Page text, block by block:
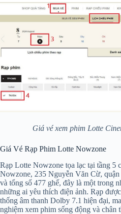
Giá vé xem phim Lotte
Giá Vé Rạp Phim Lotte Nowzone
Rạp Lotte Nowzone tọa lạc tại tầng 5
Nowzone, 235 Nguyễn Văn Cừ,
và tổng số 477 ghế, đây là một trong
những ai yêu thích điện ảnh. Rạp
thống âm thanh Dolby 7.1 hiện đại,
nghiệm xem phim sống động và chân